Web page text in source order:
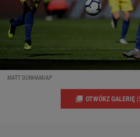
MATT DUNHAM/AP
OTWÓRZ GALERIĘ